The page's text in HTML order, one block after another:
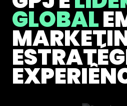
GLOBAL